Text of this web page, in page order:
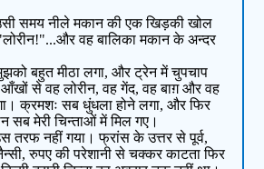
समय नीले मकान की एक खिड़की खोल
वह बालिका मकान के अन्दर
बहुत मीठा लगा, और ट्रेन में चुपचाप
से वह लोरीन, वह गेंद, वह बाग़ और वह
क्रमशः सब धुंधला होने लगा, और फिर
सब मेरी चिन्ताओं में मिल गए।
तरफ नहीं गया। फ्रांस के उत्तर से पूर्व,
रुपए की परेशानी से चक्कर काटता फिर